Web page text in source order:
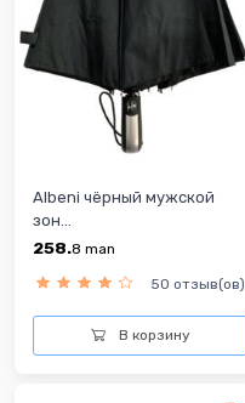
Albeni чёрный мужской
зон...
258.8 man
50 отзыв(ов)
В корзину